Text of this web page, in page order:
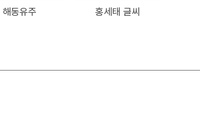
해동유주 홍세태 글씨